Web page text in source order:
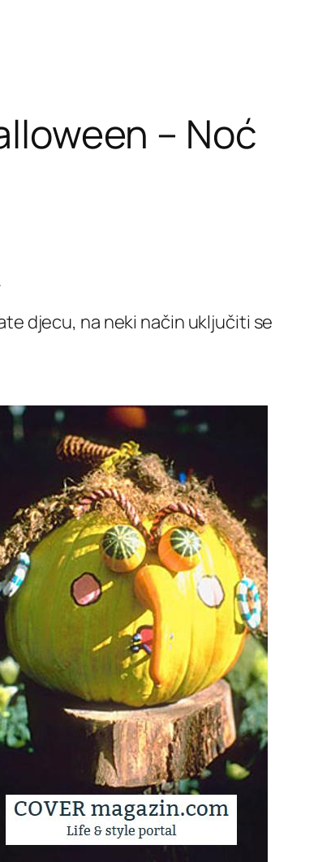
– Noć
djecu, na neki način uključiti se